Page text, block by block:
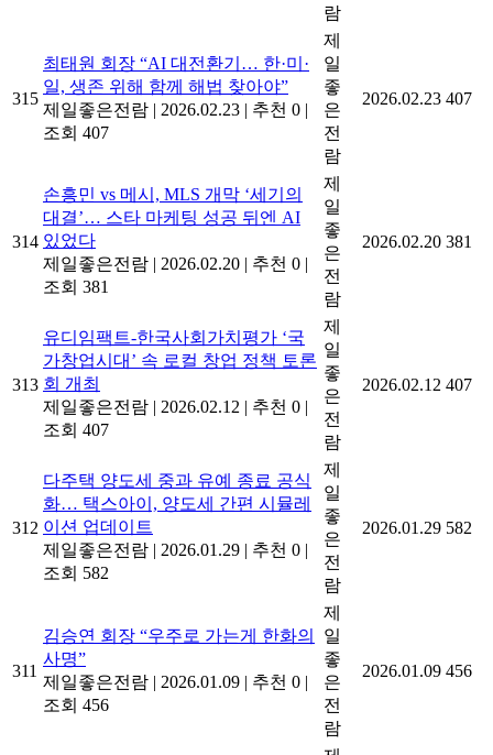
람
315
최태원 회장 “AI 대전환기… 한·미·
일, 생존 위해 함께 해법 찾아야”
제일좋은전람 | 2026.02.23 | 추천 0 |
조회 407
제
일
좋
은
전
람
2026.02.23 407
314
손흥민 vs 메시, MLS 개막 ‘세기의
대결’… 스타 마케팅 성공 뒤엔 AI
있었다
제일좋은전람 | 2026.02.20 | 추천 0 |
조회 381
제
일
좋
은
전
람
2026.02.20 381
313
유디임팩트-한국사회가치평가 ‘국
가창업시대’ 속 로컬 창업 정책 토론
회 개최
제일좋은전람 | 2026.02.12 | 추천 0 |
조회 407
제
일
좋
은
전
람
2026.02.12 407
312
다주택 양도세 중과 유예 종료 공식
화… 택스아이, 양도세 간편 시뮬레
이션 업데이트
제일좋은전람 | 2026.01.29 | 추천 0 |
조회 582
제
일
좋
은
전
람
2026.01.29 582
311
김승연 회장 “우주로 가는게 한화의
사명”
제일좋은전람 | 2026.01.09 | 추천 0 |
조회 456
제
일
좋
은
전
람
2026.01.09 456